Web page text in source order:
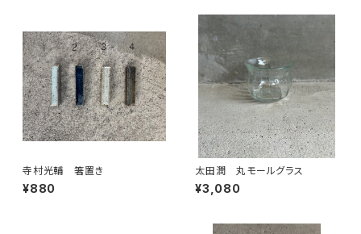
寺村光輔 箸置き
¥880
太田潤 丸モールグラス
¥3,080